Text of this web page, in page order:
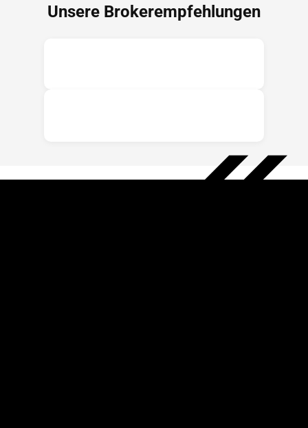
Unsere Brokerempfehlungen